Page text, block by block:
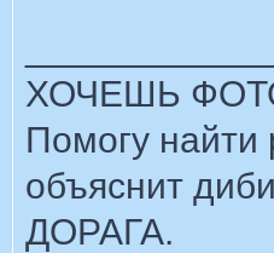
ХОЧЕШЬ
Помогу найти
объяснит
ДОРАГА.